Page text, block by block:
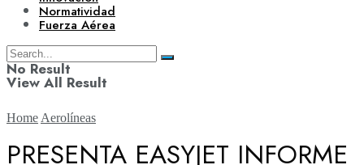
Normatividad
Fuerza Aérea
No Result
View All Result
Home Aerolíneas
PRESENTA EASYJET INFORME